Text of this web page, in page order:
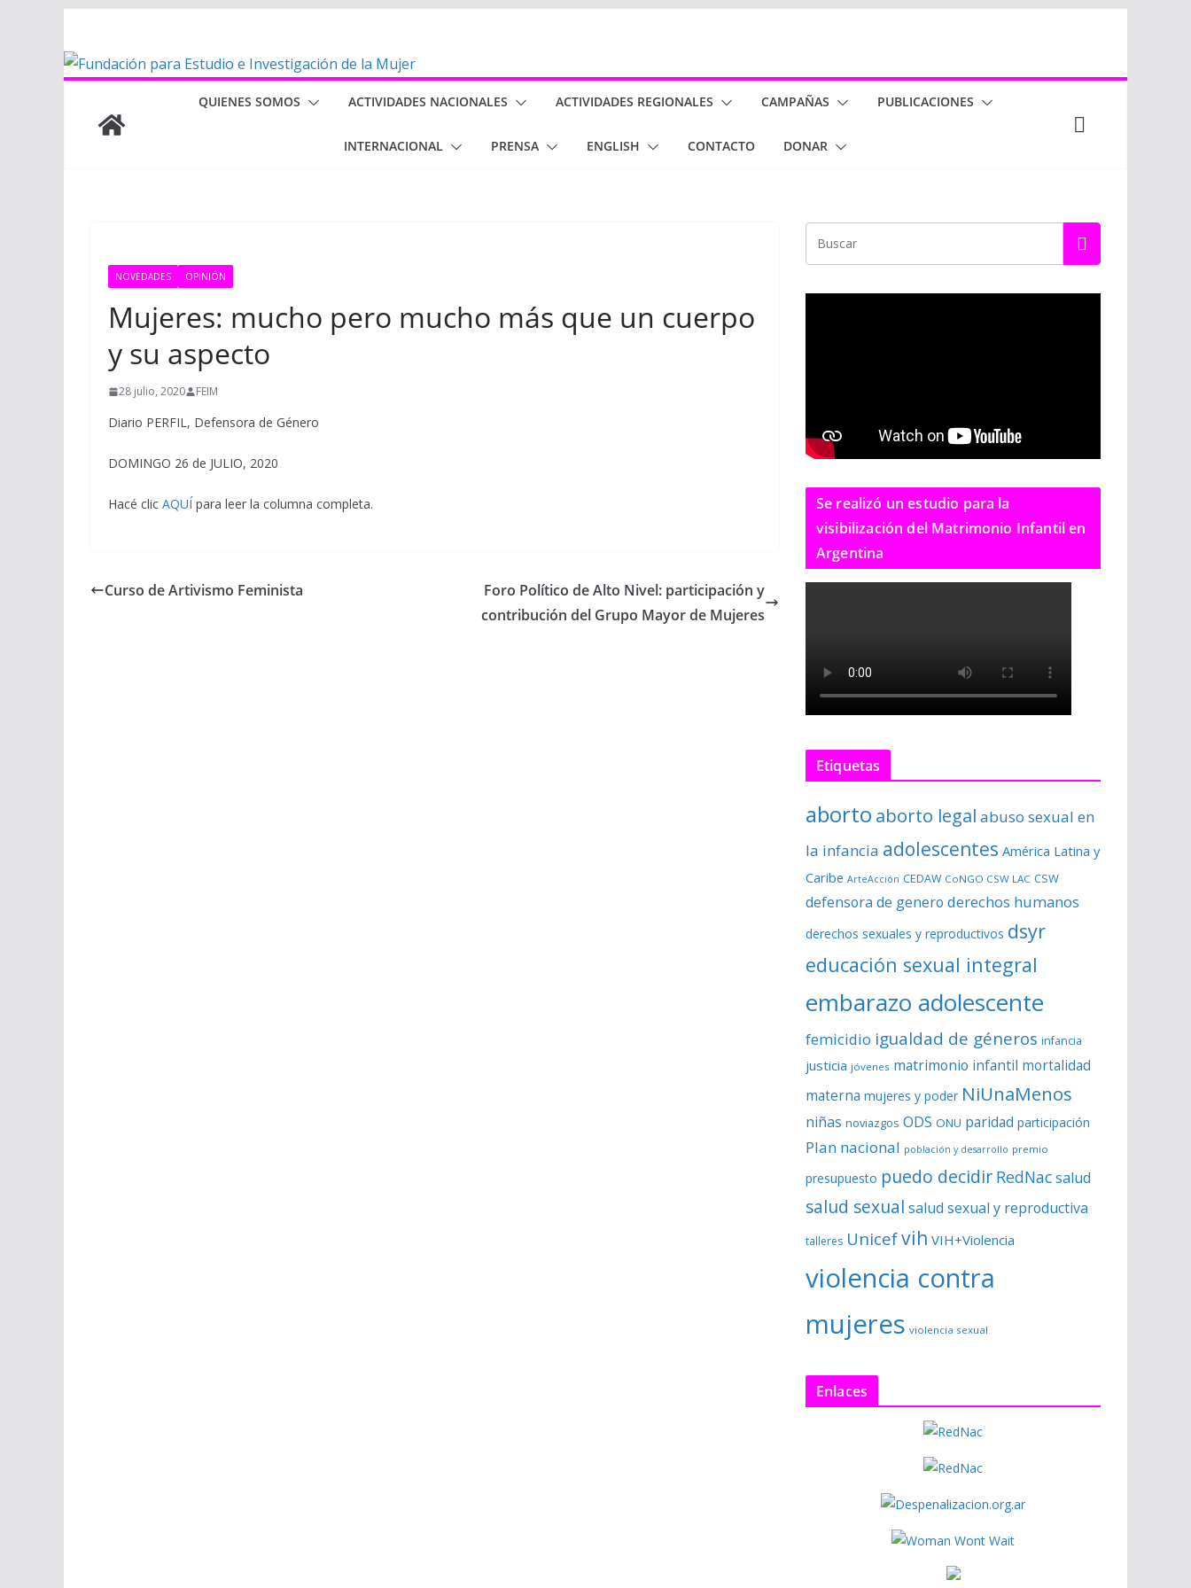
contenido
QUIENES SOMOS ACTIVIDADES NACIONALES ACTIVIDADES REGIONALES CAMPAÑAS PUBLICACIONES
INTERNACIONAL PRENSA ENGLISH CONTACTO DONAR
NOVEDADES OPINIÓN
Mujeres: mucho pero mucho más que un cuerpo
y su aspecto
28 julio, 2020 FEIM
Diario PERFIL, Defensora de Género
DOMINGO 26 de JULIO, 2020
Hacé clic AQUÍ para leer la columna completa.
Curso de Artivismo Feminista
Foro Político de Alto Nivel: participación y
contribución del Grupo Mayor de Mujeres
Se realizó un estudio para la
visibilización del Matrimonio Infantil en
Argentina
Etiquetas
aborto aborto legal abuso sexual en
la infancia adolescentes América Latina y
Caribe ArteAcción CEDAW CoNGO CSW LAC CSW
defensora de genero derechos humanos
derechos sexuales y reproductivos dsyr
educación sexual integral
embarazo adolescente
femicidio igualdad de géneros infancia
justicia jóvenes matrimonio infantil mortalidad
materna mujeres y poder NiUnaMenos
niñas noviazgos ODS ONU paridad participación
Plan nacional población y desarrollo premio
presupuesto puedo decidir RedNacsalud
salud sexual salud sexual y reproductiva
talleres Unicefvih VIH+Violencia
violencia contra
mujeres violencia sexual
Enlaces